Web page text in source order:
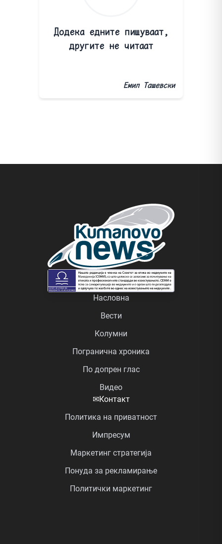
Додека едните пишуваат,
другите не читаат
Емил Ташевски
Насловна
Вести
Колумни
Погранична хроника
По допрен глас
Видео
✉Контакт
Политика на приватност
Импресум
Маркетинг стратегија
Понуда за рекламирање
Политички маркетинг